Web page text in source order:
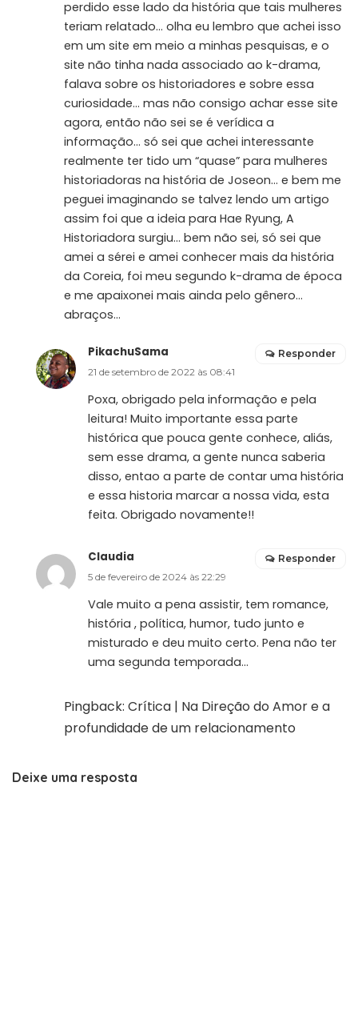
perdido esse lado da história que tais mulheres
teriam relatado… olha eu lembro que achei isso
em um site em meio a minhas pesquisas, e o
site não tinha nada associado ao k-drama,
falava sobre os historiadores e sobre essa
curiosidade… mas não consigo achar esse site
agora, então não sei se é verídica a
informação… só sei que achei interessante
realmente ter tido um “quase” para mulheres
historiadoras na história de Joseon… e bem me
peguei imaginando se talvez lendo um artigo
assim foi que a ideia para Hae Ryung, A
Historiadora surgiu… bem não sei, só sei que
amei a sérei e amei conhecer mais da história
da Coreia, foi meu segundo k-drama de época
e me apaixonei mais ainda pelo gênero…
abraços…
PikachuSama
21 de setembro de 2022 às 08:41
Poxa, obrigado pela informação e pela
leitura! Muito importante essa parte
histórica que pouca gente conhece, aliás,
sem esse drama, a gente nunca saberia
disso, entao a parte de contar uma história
e essa historia marcar a nossa vida, esta
feita. Obrigado novamente!!
Responder
Claudia
5 de fevereiro de 2024 às 22:29
Vale muito a pena assistir, tem romance,
história , política, humor, tudo junto e
misturado e deu muito certo. Pena não ter
uma segunda temporada…
Responder
Pingback: Crítica | Na Direção do Amor e a
profundidade de um relacionamento
Deixe uma resposta